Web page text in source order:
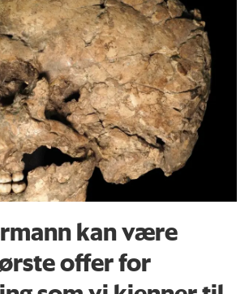
kan være
offer for